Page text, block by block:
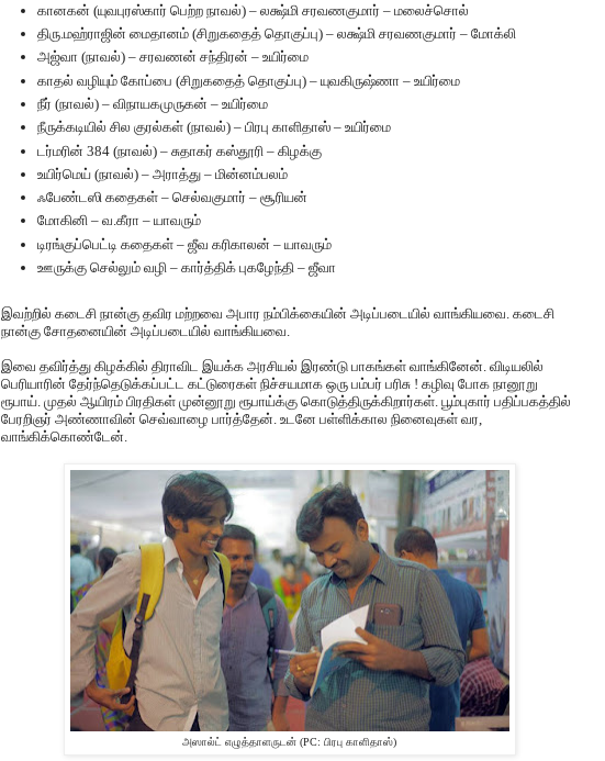
கானகன் (யுவபுரஸ்கார் பெற்ற நாவல்) – லக்ஷ்மி சரவணகுமார் – மலைச்சொல்
திரு.மஹ்ராஜின் மைதானம் (சிறுகதைத் தொகுப்பு) – லக்ஷ்மி சரவணகுமார் – மோக்லி
அஜ்வா (நாவல்) – சரவணன் சந்திரன் – உயிர்மை
காதல் வழியும் கோப்பை (சிறுகதைத் தொகுப்பு) – யுவகிருஷ்ணா – உயிர்மை
நீர் (நாவல்) – விநாயகமுருகன் – உயிர்மை
நீருக்கடியில் சில குரல்கள் (நாவல்) – பிரபு காளிதாஸ் – உயிர்மை
டர்மரின் 384 (நாவல்) – சுதாகர் கஸ்தூரி – கிழக்கு
உயிர்மெய் (நாவல்) – அராத்து – மின்னம்பலம்
ஃபேண்டஸி கதைகள் – செல்வகுமார் – சூரியன்
மோகினி – வ.கீரா – யாவரும்
டிரங்குப்பெட்டி கதைகள் – ஜீவ கரிகாலன் – யாவரும்
ஊருக்கு செல்லும் வழி – கார்த்திக் புகழேந்தி – ஜீவா
இவற்றில் கடைசி நான்கு தவிர மற்றவை அபார நம்பிக்கையின் அடிப்படையில் வாங்கியவை. கடைசி
நான்கு சோதனையின் அடிப்படையில் வாங்கியவை.
இவை தவிர்த்து கிழக்கில் திராவிட இயக்க அரசியல் இரண்டு பாகங்கள் வாங்கினேன். விடியலில்
பெரியாரின் தேர்ந்தெடுக்கப்பட்ட கட்டுரைகள் நிச்சயமாக ஒரு பம்பர் பரிசு ! கழிவு போக நானூறு
ரூபாய். முதல் ஆயிரம் பிரதிகள் முன்னூறு ரூபாய்க்கு கொடுத்திருக்கிறார்கள். பூம்புகார் பதிப்பகத்தில்
பேரறிஞர் அண்ணாவின் செவ்வாழை பார்த்தேன். உடனே பள்ளிக்கால நினைவுகள் வர,
வாங்கிக்கொண்டேன்.
அஸால்ட் எழுத்தாளருடன் (PC: பிரபு காளிதாஸ்)